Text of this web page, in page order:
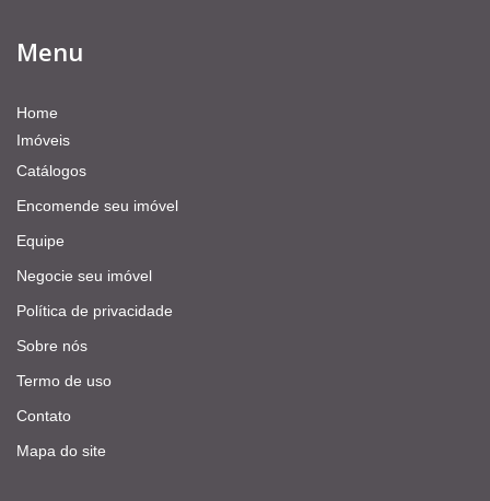
Menu
Home
Imóveis
Catálogos
Encomende seu imóvel
Equipe
Negocie seu imóvel
Política de privacidade
Sobre nós
Termo de uso
Contato
Mapa do site